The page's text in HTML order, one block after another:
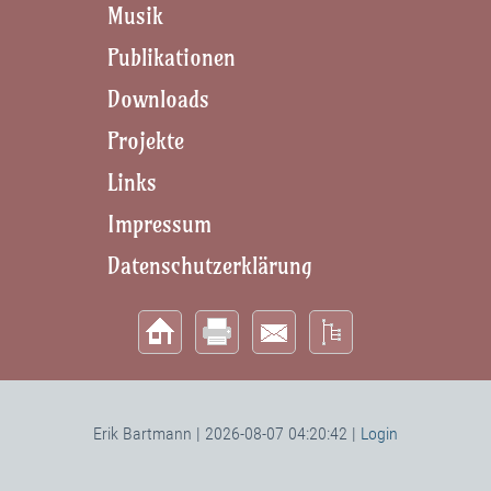
Musik
Publikationen
Downloads
Projekte
Links
Impressum
Datenschutzerklärung
Erik Bartmann | 2026-08-07 04:20:42 | Login